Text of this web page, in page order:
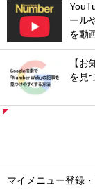
ール
を動
【
を見
マイメニュー登録